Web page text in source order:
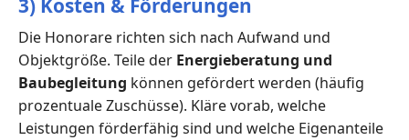
3) Kosten & Förderungen
Die Honorare richten sich nach Aufwand und
Objektgröße. Teile der Energieberatung und
Baubegleitung können gefördert werden (häufig
prozentuale Zuschüsse). Kläre vorab, welche
Leistungen förderfähig sind und welche Eigenanteile